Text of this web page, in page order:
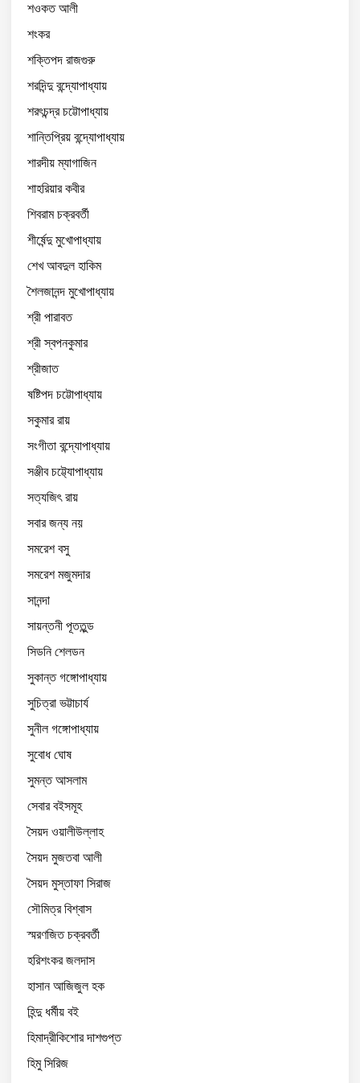
শওকত আলী
শংকর
শক্তিপদ রাজগুরু
শরদিন্দু বন্দ্যোপাধ্যায়
শরৎচন্দ্র চট্টোপাধ্যায়
শান্তিপ্রিয় বন্দ্যোপাধ্যায়
শারদীয় ম্যাগাজিন
শাহরিয়ার কবীর
শিবরাম চক্রবর্তী
শীর্ষেন্দু মুখোপাধ্যায়
শেখ আবদুল হাকিম
শৈলজানন্দ মুখোপাধ্যায়
শ্রী পারাবত
শ্রী স্বপনকুমার
শ্রীজাত
ষষ্টিপদ চট্টোপাধ্যায়
সকুমার রায়
সংগীতা বন্দ্যোপাধ্যায়
সঞ্জীব চট্ট্যোপাধ্যায়
সত্যজিৎ রায়
সবার জন্য নয়
সমরেশ বসু
সমরেশ মজুমদার
সানন্দা
সায়ন্তনী পূততুন্ড
সিডনি শেলডন
সুকান্ত গঙ্গোপাধ্যায়
সুচিত্রা ভট্টাচার্য
সুনীল গঙ্গোপাধ্যায়
সুবোধ ঘোষ
সুমন্ত আসলাম
সেবার বইসমূহ
সৈয়দ ওয়ালীউল্লাহ
সৈয়দ মুজতবা আলী
সৈয়দ মুস্তাফা সিরাজ
সৌমিত্র বিশ্বাস
স্মরণজিত চক্রবর্তী
হরিশংকর জলদাস
হাসান আজিজুল হক
হিন্দু ধর্মীয় বই
হিমাদ্রীকিশোর দাশগুপ্ত
হিমু সিরিজ